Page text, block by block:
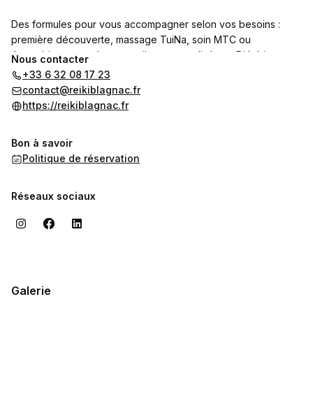
Des formules pour vous accompagner selon vos besoins :
première découverte, massage TuiNa, soin MTC ou
énergétique complet, conseils personnalisés en Diététique
Chinoise, ou séance intégrale corps et alimentation. Chaque
séance est personnalisée, sur table chauffante avec nattes de
lithothérapie Wai Qi et lampes TDP.
Nous contacter
+33 6 32 08 17 23
contact@reikiblagnac.fr
https://reikiblagnac.fr
Bon à savoir
Politique de réservation
Réseaux sociaux
Galerie